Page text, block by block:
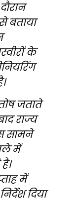
बताया
के
जताते
राज्य
सामने
में
में
दिया